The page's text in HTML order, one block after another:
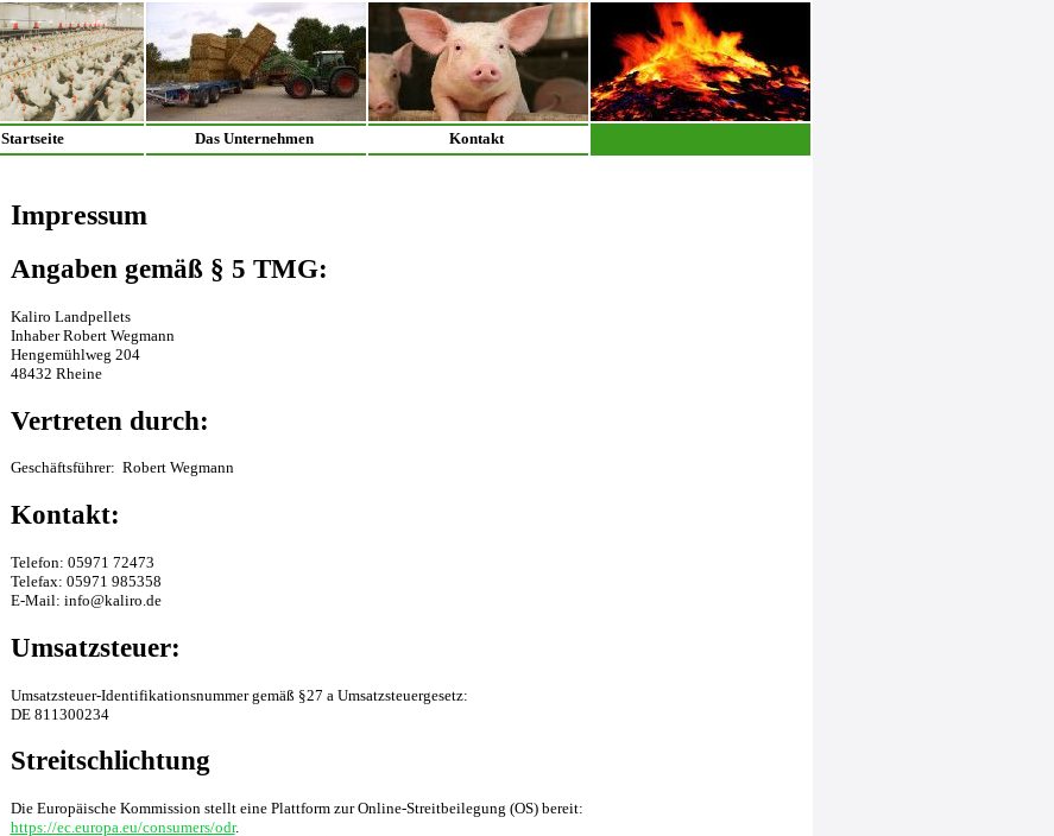
Startseite Das Unternehmen Kontakt
Impressum
Angaben gemäß § 5 TMG:
Kaliro Landpellets
Inhaber Robert Wegmann
Hengemühlweg 204
48432 Rheine
Vertreten durch:
Geschäftsführer: Robert Wegmann
Kontakt:
Telefon: 05971 72473
Telefax: 05971 985358
E-Mail: info@kaliro.de
Umsatzsteuer:
Umsatzsteuer-Identifikationsnummer gemäß §27 a Umsatzsteuergesetz:
DE 811300234
Streitschlichtung
Die Europäische Kommission stellt eine Plattform zur Online-Streitbeilegung (OS) bereit:
https://ec.europa.eu/consumers/odr.